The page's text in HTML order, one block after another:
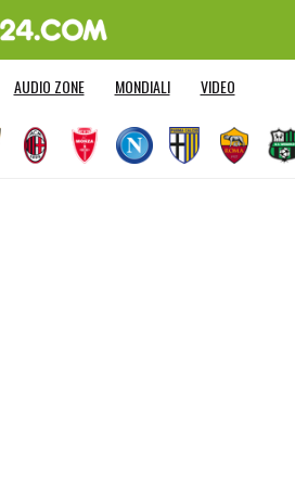
AUDIO ZONE MONDIALI VIDEO